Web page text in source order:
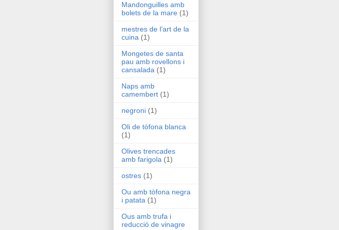
Mandonguilles amb
bolets de la mare (1)
mestres de l’art de la
cuina (1)
Mongetes de santa
pau amb rovellons i
cansalada (1)
Naps amb
camembert (1)
negroni (1)
Oli de tòfona blanca
(1)
Olives trencades
amb farigola (1)
ostres (1)
Ou amb tòfona negra
i patata (1)
Ous amb trufa i
reducció de vinagre